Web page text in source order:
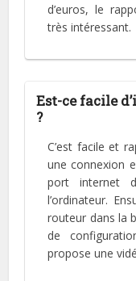
d’euros, le
très intéressant.
Est-ce facile
?
C’est facile et
une connexion
port internet
l’ordinateur.
routeur dans la
de
propose une